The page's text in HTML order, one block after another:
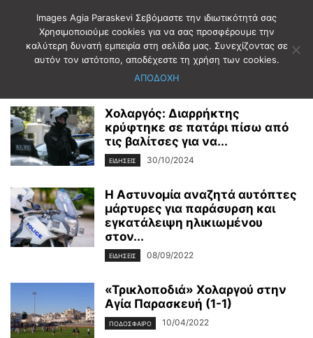
Αρχική Ετικέτες ΧΟΛΑΡΓΟΣ
Χολαργός: Διαρρήκτης
κρύφτηκε σε πατάρι πίσω από
τις βαλίτσες για να...
ΕΙΔΗΣΕΙΣ 30/10/2024
Η Αστυνομία αναζητά αυτόπτες
μάρτυρες για παράσυρση και
εγκατάλειψη ηλικιωμένου
στον...
ΕΙΔΗΣΕΙΣ 08/09/2022
«Τρικλοποδιά» Χολαργού στην
Αγία Παρασκευή (1-1)
ΠΟΔΟΣΦΑΙΡΟ 10/04/2022
Images Agia Paraskevi Σεβόμαστε την ιδιωτικότητά σας
Χρησιμοποιούμε cookies για να σας προσφέρουμε την
καλύτερη δυνατή εμπειρία στη σελίδα μας. Συνεχίζοντας σε
αυτόν τον ιστότοπο, αποδέχεστε τη χρήση των cookies.
ΑΠΟΔΟΧΗ